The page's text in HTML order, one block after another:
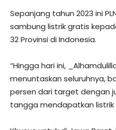
Sepanjang tahun 2023 ini
sambung listrik gratis
32 Provinsi di Indonesia.
“Hingga hari ini,
menuntaskan seluruhnya,
persen dari target dengan
tangga mendapatkan listrik